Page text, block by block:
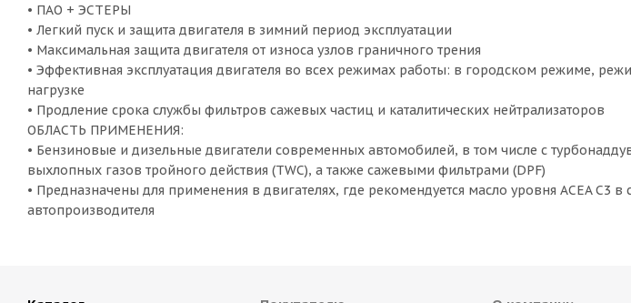
• ПАО + ЭСТЕРЫ
• Легкий пуск и защита двигателя в зимний период эксплуатации
• Максимальная защита двигателя от износа узлов граничного трения
• Эффективная эксплуатация двигателя во всех режимах работы: в городском режиме,
нагрузке
• Продление срока службы фильтров сажевых частиц и каталитических нейтрализаторов
ОБЛАСТЬ ПРИМЕНЕНИЯ:
• Бензиновые и дизельные двигатели современных автомобилей, в том числе с
выхлопных газов тройного действия (TWC), а также сажевыми фильтрами (DPF)
• Предназначены для применения в двигателях, где рекомендуется масло уровня ACEA C3
автопроизводителя